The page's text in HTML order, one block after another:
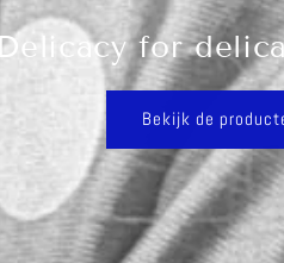
for
Bekijk de